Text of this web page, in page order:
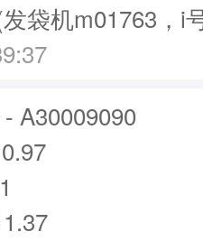
袋机m01763，i
A30009090